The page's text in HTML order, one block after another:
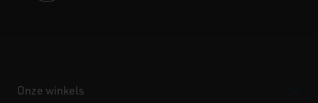
Onze winkels